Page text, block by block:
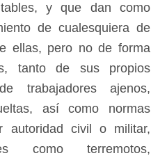
y que dan como
de cualesquiera de
ellas, pero no de forma
tanto de sus propios
trabajadores ajenos,
así como normas
autoridad civil o militar,
como terremotos,